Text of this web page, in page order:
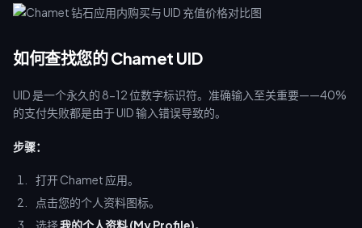
如何查找您的 Chamet UID
UID 是一个永久的 8-12 位数字标识符。准确输入至关重要——40%
的支付失败都是由于 UID 输入错误导致的。
步骤：
打开 Chamet 应用。
点击您的个人资料图标。
选择我的个人资料 (My Profile)。